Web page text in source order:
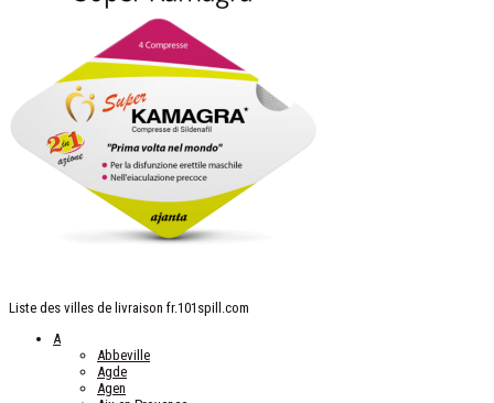
Liste des villes de livraison fr.101spill.com
A
Abbeville
Agde
Agen